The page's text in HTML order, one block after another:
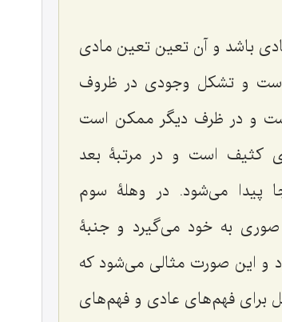
باشد و آن تعین تعین مادی
است و تشکل وجودی در ظروف
و در ظرف دیگر ممکن است
است و در مرتبۀ بعد
می‌شود. در وهلۀ سوم
به خود می‌گیرد و جنبۀ
و این صورت مثالی می‌شود که
برای فهم‌های عادی و فهم‌های